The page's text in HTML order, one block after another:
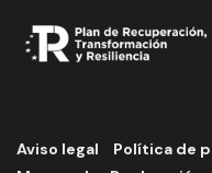
Aviso legal Política de